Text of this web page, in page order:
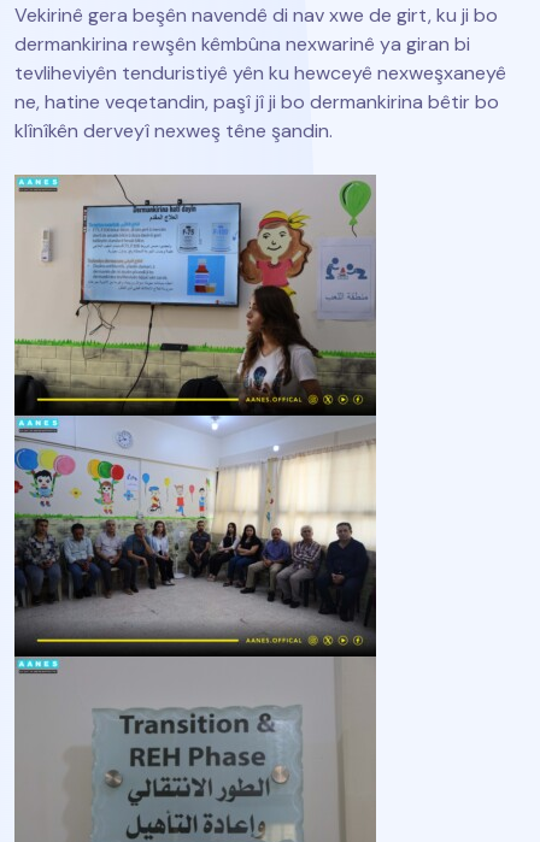
Vekirinê gera beşên navendê di nav xwe de girt, ku ji bo
dermankirina rewşên kêmbûna nexwarinê ya giran bi
tevliheviyên tenduristiyê yên ku hewceyê nexweşxaneyê
ne, hatine veqetandin, paşî jî ji bo dermankirina bêtir bo
klînîkên derveyî nexweş têne şandin.